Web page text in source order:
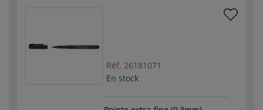
Réf. 26181071
En stock